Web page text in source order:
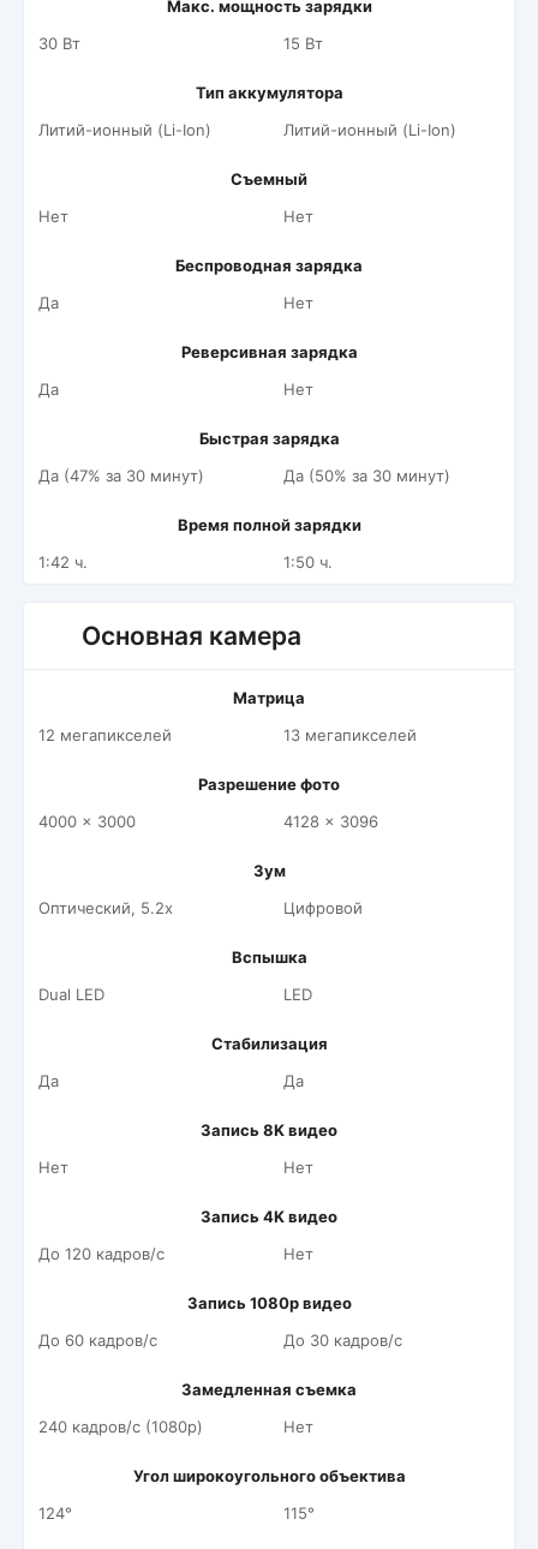
Макс. мощность зарядки
30 Вт
15 Вт
Тип аккумулятора
Литий-ионный (Li-Ion)
Литий-ионный (Li-Ion)
Съемный
Нет
Нет
Беспроводная зарядка
Да
Нет
Реверсивная зарядка
Да
Нет
Быстрая зарядка
Да (47% за 30 минут)
Да (50% за 30 минут)
Время полной зарядки
1:42 ч.
1:50 ч.
Основная камера
Матрица
12 мегапикселей
13 мегапикселей
Разрешение фото
4000 x 3000
4128 x 3096
Зум
Оптический, 5.2x
Цифровой
Вспышка
Dual LED
LED
Стабилизация
Да
Да
Запись 8K видео
Нет
Нет
Запись 4K видео
До 120 кадров/c
Нет
Запись 1080p видео
До 60 кадров/c
До 30 кадров/c
Замедленная съемка
240 кадров/c (1080p)
Нет
Угол широкоугольного объектива
124°
115°